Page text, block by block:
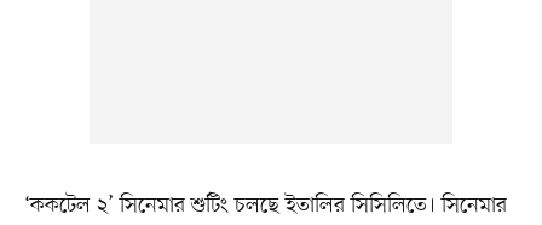
‘ককটেল ২’ সিনেমার শুটিং চলছে ইতালির সিসিলিতে। সিনেমার